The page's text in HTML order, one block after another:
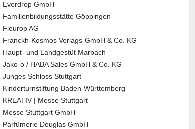
-Everdrop GmbH
-Familienbildungsstätte Göppingen
-Fleurop AG
-Franckh-Kosmos Verlags-GmbH & Co. KG
-Haupt- und Landgestüt Marbach
-Jako-o / HABA Sales GmbH & Co. KG
-Junges Schloss Stuttgart
-Kinderturnstiftung Baden-Württemberg
-KREATIV | Messe Stuttgart
-Messe Stuttgart GmbH
-Parfümerie Douglas GmbH